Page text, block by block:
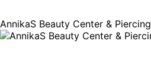
AnnikaS Beauty Center & Piercing